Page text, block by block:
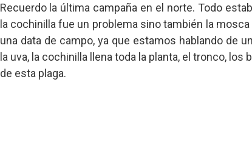
Recuerdo la última campaña en el norte. Todo
la cochinilla fue un problema sino también la
una data de campo, ya que estamos hablando de
la uva, la cochinilla llena toda la planta, el tronco, los
de esta plaga.